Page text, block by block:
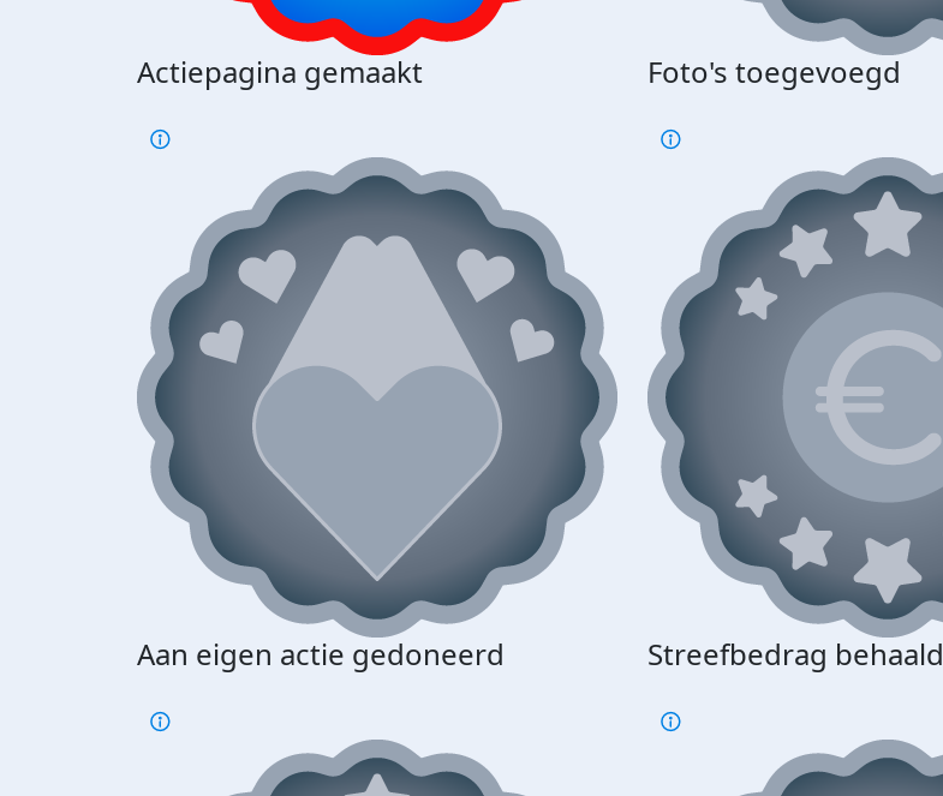
Actiepagina gemaakt Foto's toegevoegd
Aan eigen actie gedoneerd Streefbedrag behaald